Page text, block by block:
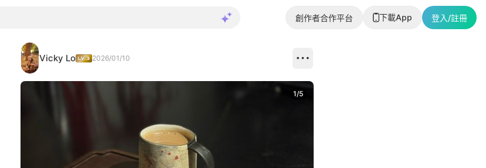
創作者合作平台 下載App 登入/註冊
Vicky Lo 2026/01/10
1/5